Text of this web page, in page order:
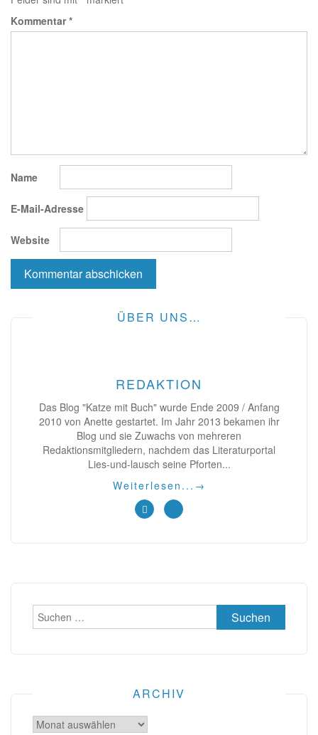
Kommentar*
Name
E-Mail-Adresse
Website
ÜBER UNS…
REDAKTION
Das Blog "Katze mit Buch" wurde Ende 2009 / Anfang
2010 von Anette gestartet. Im Jahr 2013 bekamen ihr
Blog und sie Zuwachs von mehreren
Redaktionsmitgliedern, nachdem das Literaturportal
Lies-und-lausch seine Pforten...
Weiterlesen... →
Suchen
nach:
ARCHIV
Archiv